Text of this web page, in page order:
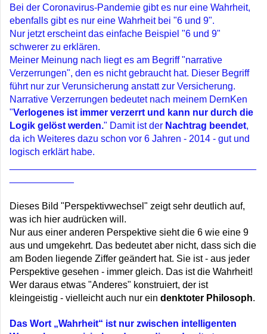
Bei der Coronavirus-Pandemie gibt es nur eine Wahrheit,
ebenfalls gibt es nur eine Wahrheit bei "6 und 9".
Nur jetzt erscheint das einfache Beispiel "6 und 9"
schwerer zu erklären.
Meiner Meinung nach liegt es am Begriff "narrative
Verzerrungen", den es nicht gebraucht hat. Dieser Begriff
führt nur zur Verunsicherung anstatt zur Versicherung.
Narrative Verzerrungen bedeutet nach meinem DernKen
"Verlogenes ist immer verzerrt und kann nur durch die
Logik gelöst werden." Damit ist der Nachtrag beendet,
da ich Weiteres dazu schon vor 6 Jahren - 2014 - gut und
logisch erklärt habe.
Dieses Bild "Perspektivwechsel" zeigt sehr deutlich auf,
was ich hier audrücken will.
Nur aus einer anderen Perspektive sieht die 6 wie eine 9
aus und umgekehrt. Das bedeutet aber nicht, dass sich die
am Boden liegende Ziffer geändert hat. Sie ist - aus jeder
Perspektive gesehen - immer gleich. Das ist die Wahrheit!
Wer daraus etwas "Anderes" konstruiert, der ist
kleingeistig - vielleicht auch nur ein denktoter Philosoph.
Das Wort „Wahrheit“ ist nur zwischen intelligenten